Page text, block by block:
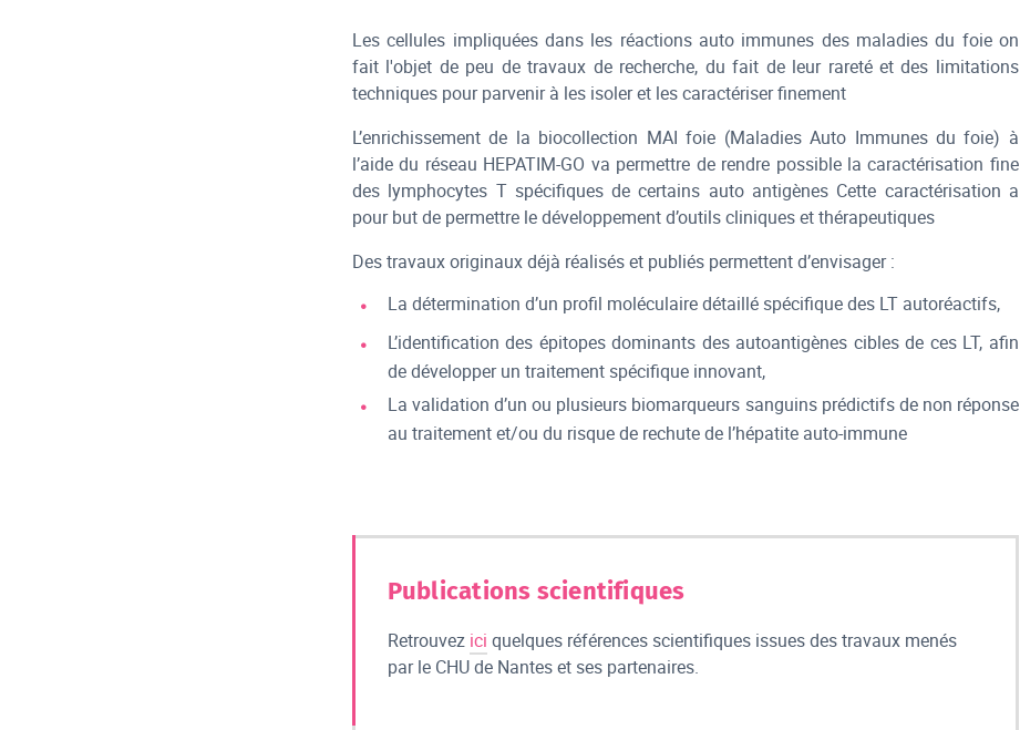
Les cellules impliquées dans les réactions auto immunes des maladies du foie on
fait l'objet de peu de travaux de recherche, du fait de leur rareté et des limitations
techniques pour parvenir à les isoler et les caractériser finement
L’enrichissement de la biocollection MAI foie (Maladies Auto Immunes du foie) à
l’aide du réseau HEPATIM-GO va permettre de rendre possible la caractérisation fine
des lymphocytes T spécifiques de certains auto antigènes Cette caractérisation a
pour but de permettre le développement d’outils cliniques et thérapeutiques
Des travaux originaux déjà réalisés et publiés permettent d’envisager :
La détermination d’un profil moléculaire détaillé spécifique des LT autoréactifs,
L’identification des épitopes dominants des autoantigènes cibles de ces LT, afin
de développer un traitement spécifique innovant,
La validation d’un ou plusieurs biomarqueurs sanguins prédictifs de non réponse
au traitement et/ou du risque de rechute de l’hépatite auto-immune
Publications scientifiques
Retrouvez ici quelques références scientifiques issues des travaux menés
par le CHU de Nantes et ses partenaires.